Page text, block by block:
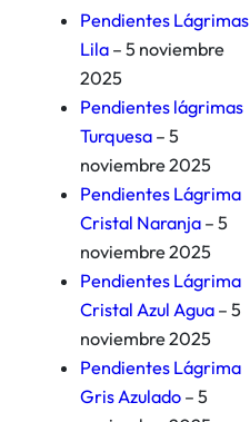
Pendientes Lágrimas
Lila – 5 noviembre
2025
Pendientes lágrimas
Turquesa – 5
noviembre 2025
Pendientes Lágrima
Cristal Naranja – 5
noviembre 2025
Pendientes Lágrima
Cristal Azul Agua – 5
noviembre 2025
Pendientes Lágrima
Gris Azulado – 5